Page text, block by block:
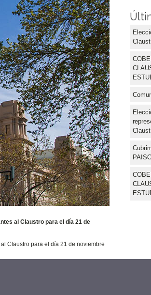
al Claustro para el día 21 de
Claustro para el día 21 de noviembre